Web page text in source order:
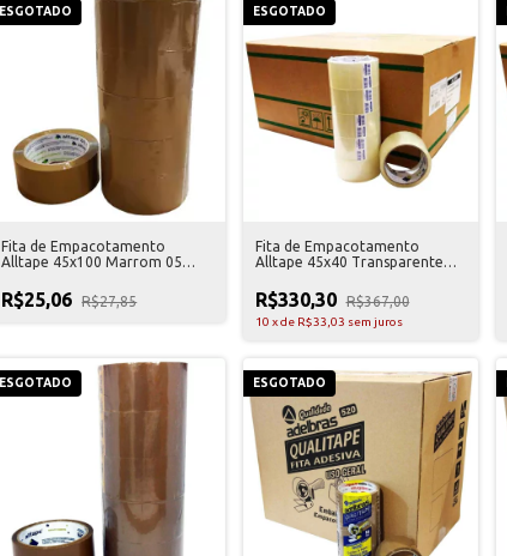
ESGOTADO
Fita de Empacotamento
Alltape 45x100 Marrom 05
R$25,06 R$27,85
ESGOTADO
Fita de Empacotamento
Alltape 45x40 Transparente
R$330,30 R$367,00
10 xde R$33,03 sem juros
ESGOTADO ESGOTADO